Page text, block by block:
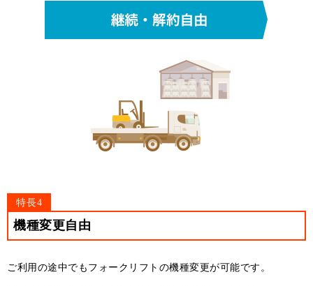
特長4
機種変更自由
ご利用の途中でもフォークリフトの機種変更が可能です。